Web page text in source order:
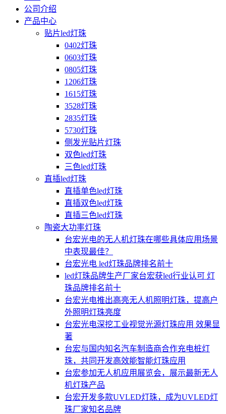
公司介绍
产品中心
贴片led灯珠
0402灯珠
0603灯珠
0805灯珠
1206灯珠
1615灯珠
3528灯珠
2835灯珠
5730灯珠
侧发光贴片灯珠
双色led灯珠
三色led灯珠
直插led灯珠
直插单色led灯珠
直插双色led灯珠
直插三色led灯珠
陶瓷大功率灯珠
台宏光电的无人机灯珠在哪些具体应用场景
中表现最佳？
台宏光电 led灯珠品牌排名前十
led灯珠品牌生产厂家台宏获led行业认可 灯
珠品牌排名前十
台宏光电推出高亮无人机照明灯珠，提高户
外照明灯珠亮度
台宏光电深挖工业视觉光源灯珠应用 效果显
著
台宏与国内知名汽车制造商合作充电桩灯
珠，共同开发高效能智能灯珠应用
台宏参加无人机应用展览会，展示最新无人
机灯珠产品
台宏开发多款UVLED灯珠，成为UVLED灯
珠厂家知名品牌